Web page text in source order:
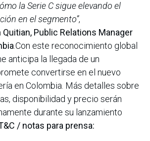
la Serie C sigue elevando el
en el segmento”,
Quitian, Public Relations Manager
.Con este reconocimiento global
anticipa la llegada de un
convertirse en el nuevo
en Colombia. Más detalles sobre
disponibilidad y precio serán
durante su lanzamiento
/ notas para prensa: